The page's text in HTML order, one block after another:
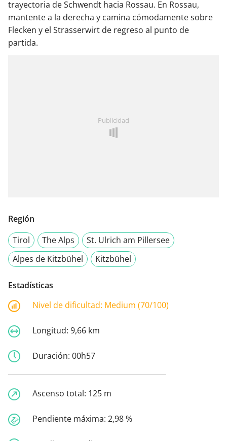
trayectoria de Schwendt hacia Rossau. En Rossau,
mantente a la derecha y camina cómodamente sobre
Flecken y el Strasserwirt de regreso al punto de
partida.
Publicidad
Región
Tirol
The Alps
St. Ulrich am Pillersee
Alpes de Kitzbühel
Kitzbühel
Estadísticas
Nivel de dificultad: Medium (70/100)
Longitud: 9,66 km
Duración: 00h57
Ascenso total: 125 m
Pendiente máxima: 2,98 %